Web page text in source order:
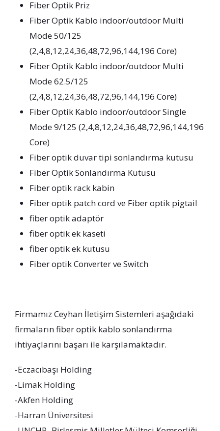
Fiber Optik Priz
Fiber Optik Kablo indoor/outdoor Multi
Mode 50/125
(2,4,8,12,24,36,48,72,96,144,196 Core)
Fiber Optik Kablo indoor/outdoor Multi
Mode 62.5/125
(2,4,8,12,24,36,48,72,96,144,196 Core)
Fiber Optik Kablo indoor/outdoor Single
Mode 9/125 (2,4,8,12,24,36,48,72,96,144,196
Core)
Fiber optik duvar tipi sonlandırma kutusu
Fiber Optik Sonlandırma Kutusu
Fiber optik rack kabin
Fiber optik patch cord ve Fiber optik pigtail
fiber optik adaptör
fiber optik ek kaseti
fiber optik ek kutusu
Fiber optik Converter ve Switch
Firmamız Ceyhan İletişim Sistemleri aşağıdaki
firmaların fiber optik kablo sonlandırma
ihtiyaçlarını başarı ile karşılamaktadır.
-Eczacıbaşı Holding
-Limak Holding
-Akfen Holding
-Harran Üniversitesi